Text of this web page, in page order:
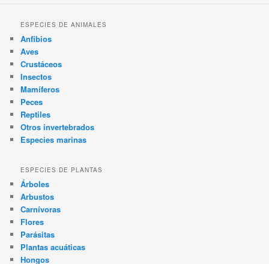
ESPECIES DE ANIMALES
Anfibios
Aves
Crustáceos
Insectos
Mamíferos
Peces
Reptiles
Otros invertebrados
Especies marinas
ESPECIES DE PLANTAS
Árboles
Arbustos
Carnívoras
Flores
Parásitas
Plantas acuáticas
Hongos